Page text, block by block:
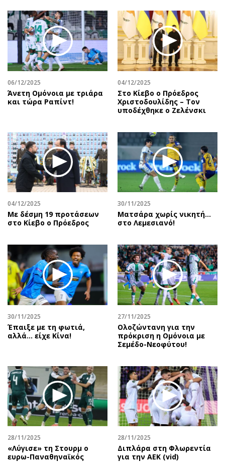
06/12/2025
Άνετη Ομόνοια με τριάρα
και τώρα Ραπίντ!
04/12/2025
Στο Κίεβο ο Πρόεδρος
Χριστοδουλίδης – Τον
υποδέχθηκε ο Ζελένσκι
04/12/2025
Με δέσμη 19 προτάσεων
στο Κίεβο ο Πρόεδρος
30/11/2025
Ματσάρα χωρίς νικητή…
στο Λεμεσιανό!
30/11/2025
Έπαιξε με τη φωτιά,
αλλά… είχε Κίνα!
27/11/2025
Ολοζώντανη για την
πρόκριση η Ομόνοια με
Σεμέδο-Νεοφύτου!
28/11/2025
«Λύγισε» τη Στουρμ ο
ευρω-Παναθηναϊκός
28/11/2025
Διπλάρα στη Φλωρεντία
για την ΑΕΚ (vid)